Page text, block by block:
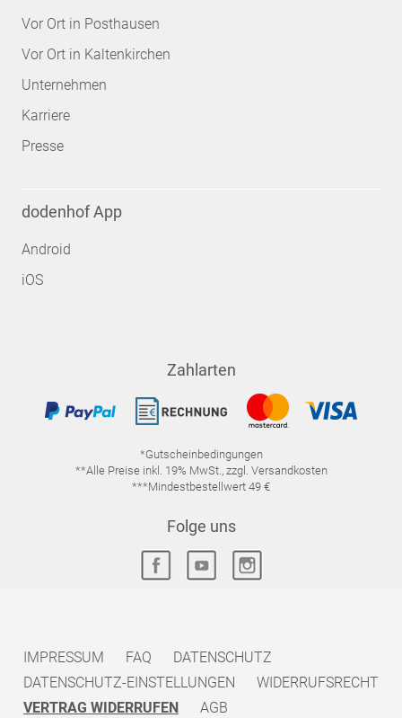
Vor Ort in Posthausen
Vor Ort in Kaltenkirchen
Unternehmen
Karriere
Presse
dodenhof App
Android
iOS
Zahlarten
*Gutscheinbedingungen
**Alle Preise inkl. 19% MwSt., zzgl. Versandkosten
***Mindestbestellwert 49 €
Folge uns
IMPRESSUM FAQ
DATENSCHUTZ
DATENSCHUTZ-EINSTELLUNGEN
WIDERRUFSRECHT
VERTRAG WIDERRUFEN
AGB